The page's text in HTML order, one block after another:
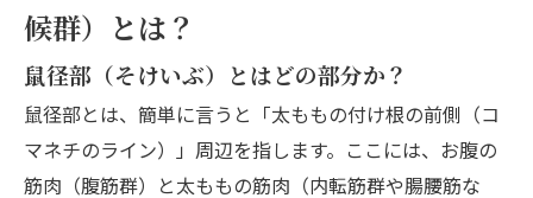
候群）とは？
鼠径部（そけいぶ）とはどの部分か？
鼠径部とは、簡単に言うと「太ももの付け根の前側（コ
マネチのライン）」周辺を指します。ここには、お腹の
筋肉（腹筋群）と太ももの筋肉（内転筋群や腸腰筋な